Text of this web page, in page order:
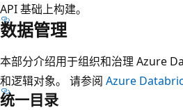
API 基础上构建。
数据管理
本部分介绍用于组织和治理 Azure
和逻辑对象。 请参阅 Azure
统一目录